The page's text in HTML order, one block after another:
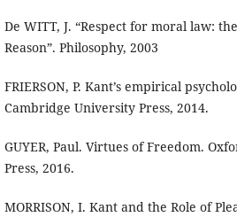
De WITT, J. “Respect for moral law:
Reason”. Philosophy, 2003
FRIERSON, P. Kant’s empirical
Cambridge University Press, 2014.
GUYER, Paul. Virtues of Freedom.
Press, 2016.
MORRISON, I. Kant and the Role of